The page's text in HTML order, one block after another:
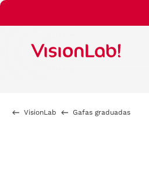
VisionLab Gafas graduadas